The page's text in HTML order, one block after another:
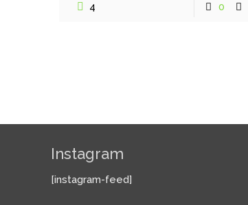
4 0
Instagram
[instagram-feed]